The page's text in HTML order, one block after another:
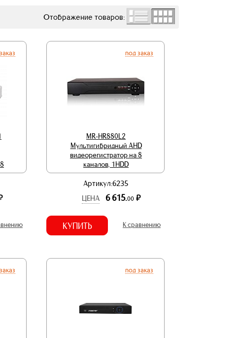
Отображение товаров:
под заказ
MR-HR880L2
Мультигибридный AHD
видеорегистратор на 8
каналов, 1HDD
Артикул:6235
ЦЕНА
6 615.00 р.
КУПИТЬ К сравнению
под заказ